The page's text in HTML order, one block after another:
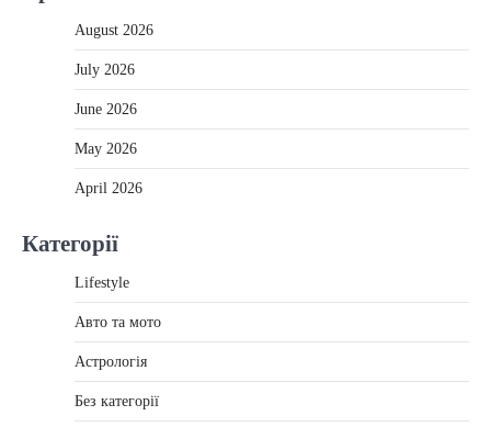
August 2026
July 2026
June 2026
May 2026
April 2026
Категорії
Lifestyle
Авто та мото
Астрологія
Без категорії